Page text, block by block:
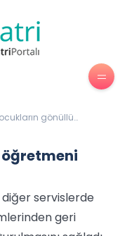
gönüllü
diğer servislerde
geri